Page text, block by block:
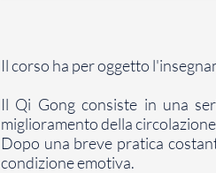
Il corso ha per oggetto
Il Qi Gong consiste in una
miglioramento della
Dopo una breve pratica
condizione emotiva.